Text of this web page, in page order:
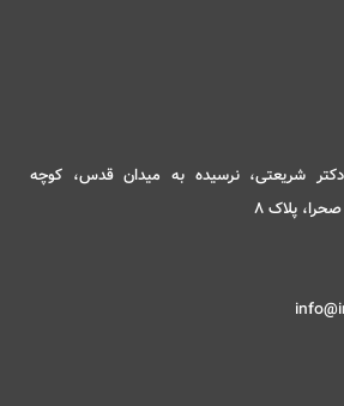
دکتر شریعتی، نرسیده به میدان قدس، کوچه
پلاک 8